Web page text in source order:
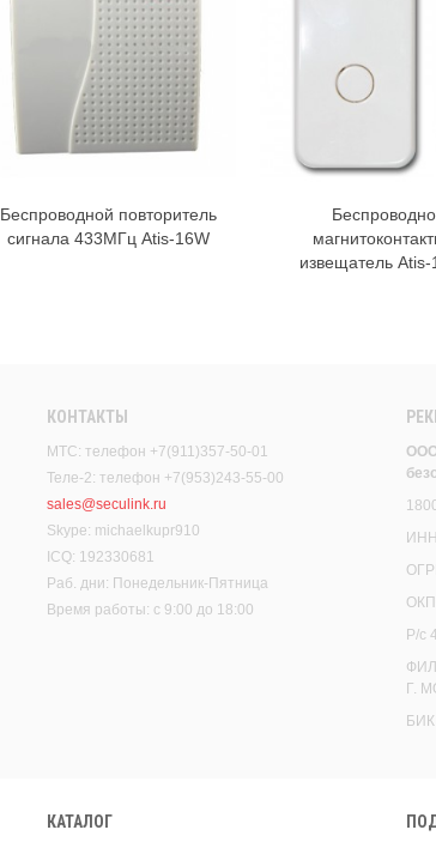
В корзину
Беспроводной повторитель
сигнала 433МГц Atis-16W
В
извещатель Atis-
КОНТАКТЫ
МТС: телефон +7(911)357-50-01
Теле-2: телефон +7(953)243-55-00
sales@seculink.ru
Skype: michaelkupr910
ICQ: 192330681
Раб. дни: Понедельник-Пятница
Время работы: с 9:00 до 18:00
ИНН
Р/с
Г.
БИК
КАТАЛОГ